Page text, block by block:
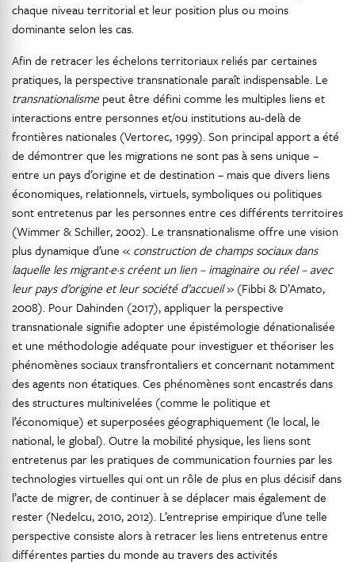
chaque niveau territorial et leur position plus ou moins
dominante selon les cas.
Afin de retracer les échelons territoriaux reliés par certaines
pratiques, la perspective transnationale paraît indispensable. Le
transnationalisme peut être défini comme les multiples liens et
interactions entre personnes et/ou institutions au-delà de
frontières nationales (Vertorec, 1999). Son principal apport a été
de démontrer que les migrations ne sont pas à sens unique –
entre un pays d’origine et de destination – mais que divers liens
économiques, relationnels, virtuels, symboliques ou politiques
sont entretenus par les personnes entre ces différents territoires
(Wimmer & Schiller, 2002). Le transnationalisme offre une vision
plus dynamique d’une « construction de champs sociaux dans
laquelle les migrant·e·s créent un lien – imaginaire ou réel – avec
leur pays d’origine et leur société d’accueil» (Fibbi & D’Amato,
2008). Pour Dahinden (2017), appliquer la perspective
transnationale signifie adopter une épistémologie dénationalisée
et une méthodologie adéquate pour investiguer et théoriser les
phénomènes sociaux transfrontaliers et concernant notamment
des agents non étatiques. Ces phénomènes sont encastrés dans
des structures multinivelées (comme le politique et
l’économique) et superposées géographiquement (le local, le
national, le global). Outre la mobilité physique, les liens sont
entretenus par les pratiques de communication fournies par les
technologies virtuelles qui ont un rôle de plus en plus décisif dans
l’acte de migrer, de continuer à se déplacer mais également de
rester (Nedelcu, 2010, 2012). L’entreprise empirique d’une telle
perspective consiste alors à retracer les liens entretenus entre
différentes parties du monde au travers des activités